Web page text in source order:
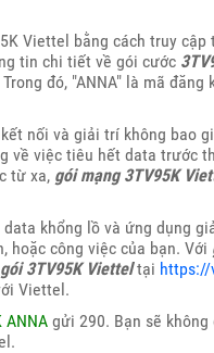
Viettel bằng cách truy
tin chi tiết về gói cước
đó, "ANNA" là mã
nối và giải trí không bao
về việc tiêu hết data trước
từ xa, gói mạng 3TV95K
khổng lồ và ứng dụng
hoặc công việc của bạn. Với
3TV95K Vietteltại
Viettel.
ANNA gửi 290. Bạn sẽ